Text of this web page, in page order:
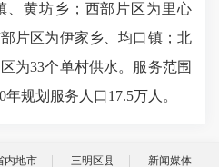
、黄坊乡；西部片区为里心
片区为伊家乡、均口镇；北
为33个单村供水。服务范围
规划服务人口17.5万人。
内地市 三明区县 新闻媒体